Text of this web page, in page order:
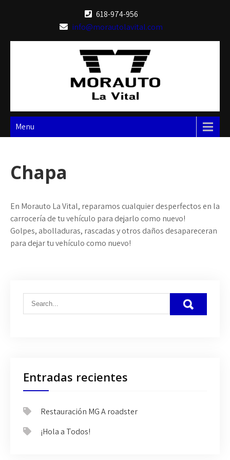
618-974-956
info@morautolavital.com
Menu
Chapa
En Morauto La Vital, reparamos cualquier desperfectos en la
carrocería de tu vehículo para dejarlo como nuevo!
Golpes, abolladuras, rascadas y otros daños desapareceran
para dejar tu vehículo como nuevo!
Entradas recientes
Restauración MG A roadster
¡Hola a Todos!